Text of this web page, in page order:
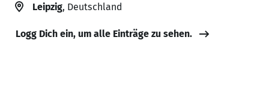
Leipzig, Deutschland
Logg Dich ein, um alle Einträge zu sehen.